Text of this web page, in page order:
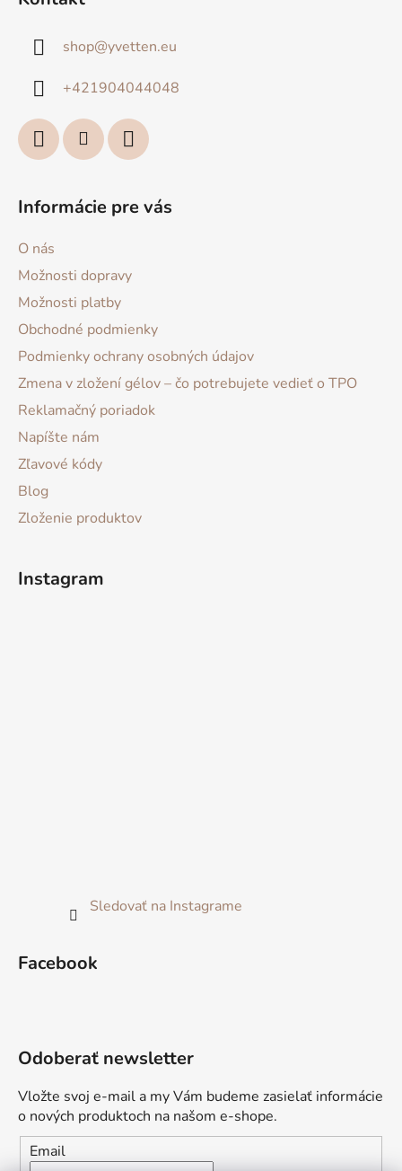
shop@yvetten.eu
+421904044048
Informácie pre vás
O nás
Možnosti dopravy
Možnosti platby
Obchodné podmienky
Podmienky ochrany osobných údajov
Zmena v zložení gélov – čo potrebujete vedieť o TPO
Reklamačný poriadok
Napíšte nám
Zľavové kódy
Blog
Zloženie produktov
Instagram
Sledovať na Instagrame
Facebook
Odoberať newsletter
Vložte svoj e-mail a my Vám budeme zasielať informácie
o nových produktoch na našom e-shope.
Email